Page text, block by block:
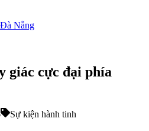
Nẵng
giác cực đại phía
Sự kiện hành tinh